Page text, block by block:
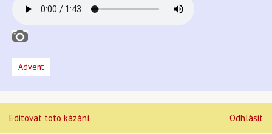
Advent
Editovat toto kázání Odhlásit